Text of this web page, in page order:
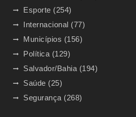
Esporte (254)
Internacional (77)
Municípios (156)
Política (129)
Salvador/Bahia (194)
Saúde (25)
Segurança (268)